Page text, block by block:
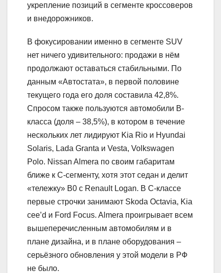
укрепление позиций в сегменте кроссоверов
и внедорожников.
В фокусировании именно в сегменте SUV
нет ничего удивительного: продажи в нём
продолжают оставаться стабильными. По
данным «Автостата», в первой половине
текущего года его доля составила 42,8%.
Спросом также пользуются автомобили В-
класса (доля – 38,5%), в котором в течение
нескольких лет лидируют Kia Rio и Hyundai
Solaris, Lada Granta и Vesta, Volkswagen
Polo. Nissan Almera по своим габаритам
ближе к С-сегменту, хотя этот седан и делит
«тележку» B0 с Renault Logan. В С-классе
первые строчки занимают Skoda Octavia, Kia
cee’d и Ford Focus. Almera проигрывает всем
вышеперечисленным автомобилям и в
плане дизайна, и в плане оборудования –
серьёзного обновления у этой модели в РФ
не было.